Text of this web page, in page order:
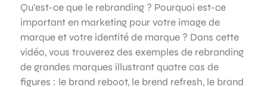
Qu’est-ce que le rebranding ? Pourquoi est-ce
important en marketing pour votre image de
marque et votre identité de marque ? Dans cette
vidéo, vous trouverez des exemples de rebranding
de grandes marques illustrant quatre cas de
figures : le brand reboot, le brend refresh, le brand